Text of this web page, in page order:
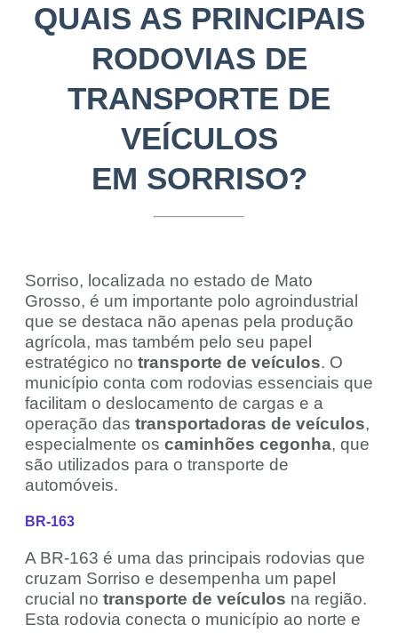
QUAIS AS PRINCIPAIS
RODOVIAS DE
TRANSPORTE DE
VEÍCULOS
EM SORRISO?
Sorriso, localizada no estado de Mato
Grosso, é um importante polo agroindustrial
que se destaca não apenas pela produção
agrícola, mas também pelo seu papel
estratégico no transporte de veículos. O
município conta com rodovias essenciais que
facilitam o deslocamento de cargas e a
operação das transportadoras de veículos,
especialmente os caminhões cegonha, que
são utilizados para o transporte de
automóveis.
BR-163
A BR-163 é uma das principais rodovias que
cruzam Sorriso e desempenha um papel
crucial no transporte de veículos na região.
Esta rodovia conecta o município ao norte e